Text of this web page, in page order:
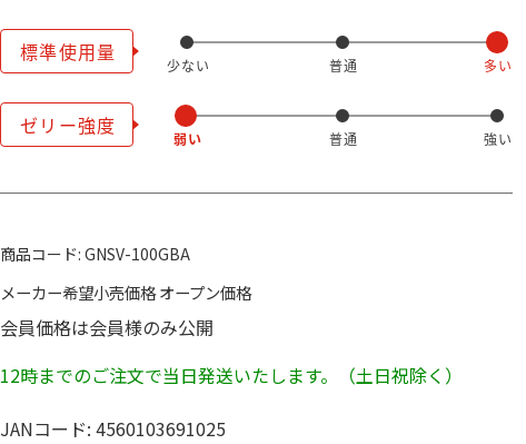
商品コード: GNSV-100GBA
メーカー希望小売価格オープン価格
会員価格は会員様のみ公開
12時までのご注文で当日発送いたします。（土日祝除く）
JANコード: 4560103691025